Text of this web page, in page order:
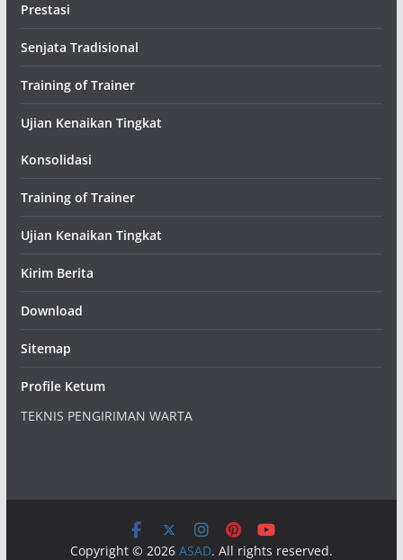
Prestasi
Senjata Tradisional
Training of Trainer
Ujian Kenaikan Tingkat
Konsolidasi
Training of Trainer
Ujian Kenaikan Tingkat
Kirim Berita
Download
Sitemap
Profile Ketum
TEKNIS PENGIRIMAN WARTA
Copyright © 2026 ASAD. All rights reserved.